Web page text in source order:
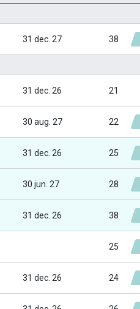
31 dec. 27 38
31 dec. 26 21
30 aug. 27 22
31 dec. 26 25
30 jun. 27 28
31 dec. 26 38
25
31 dec. 26 24